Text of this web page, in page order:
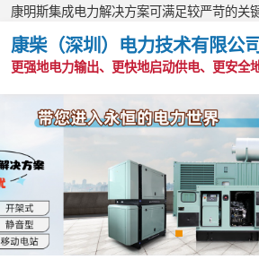
康柴（深圳）电力技术有限公司
OEM发电机组
静音发电机组
移动电站
发电机出租